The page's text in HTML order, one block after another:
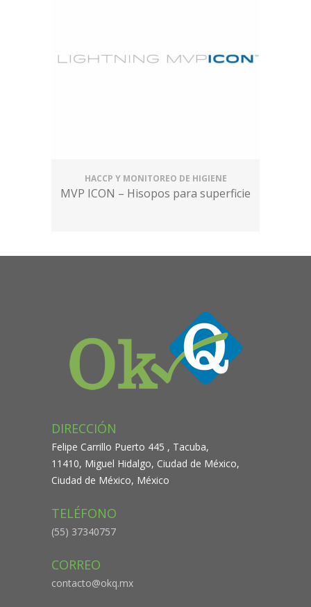
HACCP Y MONITOREO DE HIGIENE
MVP ICON – Hisopos para superficie
DIRECCIÓN
Felipe Carrillo Puerto 445 , Tacuba,
11410, Miguel Hidalgo, Ciudad de México,
Ciudad de México, México
TELÉFONO
(55) 37340757
CORREO
contacto@okq.mx